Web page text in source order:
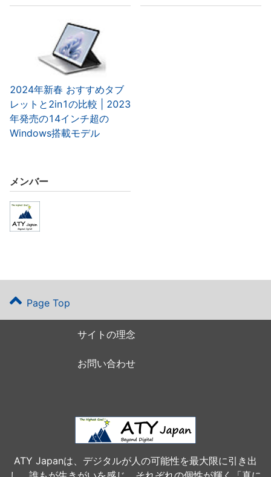
2024年新春 おすすめタブ
レットと2in1の比較 | 2023
年発売の14インチ超の
Windows搭載モデル
メンバー
Page Top
サイトの理念
お問い合わせ
ATY Japanは、デジタルが人の可能性を最大限に引き出